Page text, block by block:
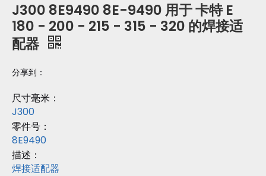
J300 8E9490 8E-9490 用于 卡特 E
180 - 200 - 215 - 315 - 320 的焊接适
配器
分享到：
尺寸毫米：
J300
零件号：
8E9490
描述：
焊接适配器